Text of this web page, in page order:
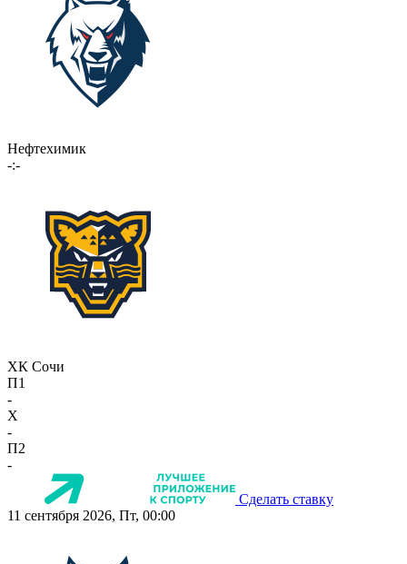
Нефтехимик
-:-
ХК Сочи
П1
-
X
-
П2
-
Сделать ставку
11 сентября 2026, Пт, 00:00